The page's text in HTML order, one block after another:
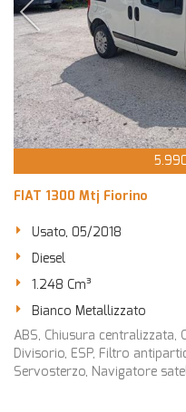
FIAT 1300 Mtj Fiorino
Usato, 05/2018
Diesel
1.248 Cm³
Bianco Metallizzato
ABS, Chiusura centralizzata,
Divisorio, ESP, Filtro
Servosterzo, Navigatore